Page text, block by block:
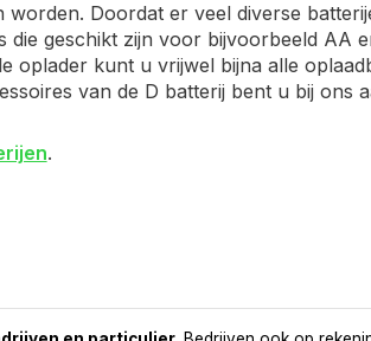
Doordat er veel diverse
geschikt zijn voor bijvoorbeeld AA
oplader kunt u vrijwel bijna alle
van de D batterij bent u bij ons
.